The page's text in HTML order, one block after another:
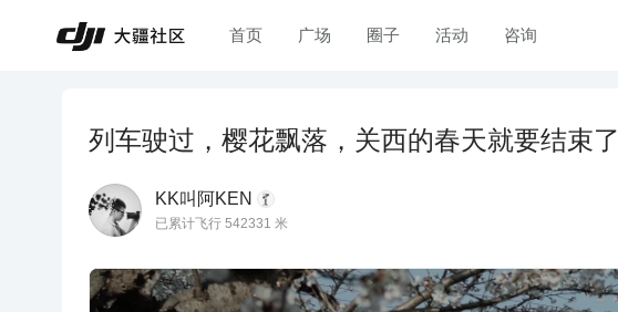
首页 广场 圈子 活动 咨询
列车驶过，樱花飘落，关西的春天就要结束了
KK叫阿KEN
已累计飞行 542331 米